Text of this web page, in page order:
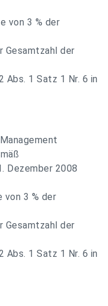
von 3 % der
Gesamtzahl der
1 Satz 1 Nr. 6 in
Dezember 2008
3 % der
Gesamtzahl der
1 Satz 1 Nr. 6 in